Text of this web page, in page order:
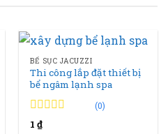
BỂ SỤC JACUZZI
Thi công lắp đặt thiết bị
bể ngâm lạnh spa
00
(0)
1₫